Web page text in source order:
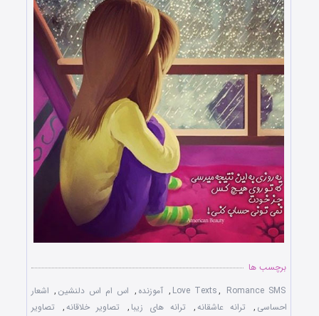
برچسب ها
Love Texts, Romance SMS
, آموزنده , اس ام اس دلنشین , اشعار
احساسی , ترانه عاشقانه, ترانه های زیبا , تصاویر خلاقانه,
تصاویر